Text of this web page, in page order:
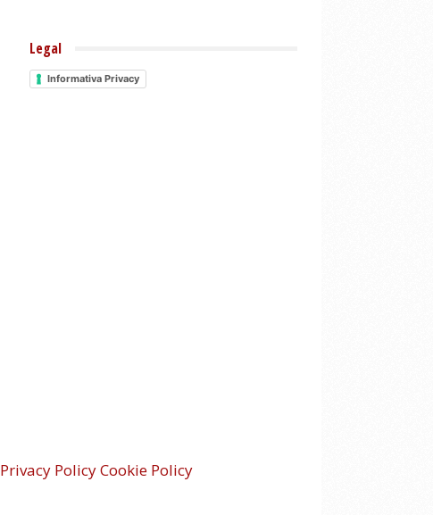
Legal
Informativa Privacy
Privacy PolicyCookie Policy